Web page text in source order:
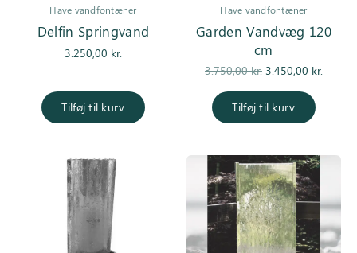
Have vandfontæner
Delfin Springvand
3.250,00 kr.
Tilføj til kurv
Have vandfontæner
Garden Vandvæg 120
cm
3.750,00kr.
Den
pris var:
3.750,00 kr..
3.450,00 kr.
Tilføj til kurv